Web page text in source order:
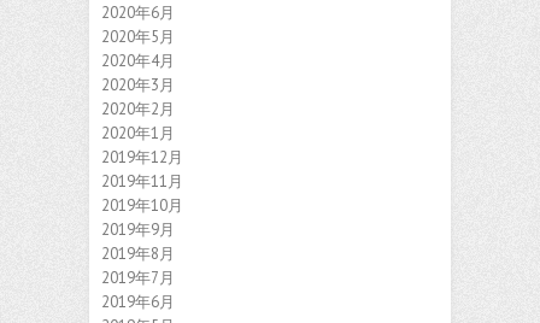
2020年6月
2020年5月
2020年4月
2020年3月
2020年2月
2020年1月
2019年12月
2019年11月
2019年10月
2019年9月
2019年8月
2019年7月
2019年6月